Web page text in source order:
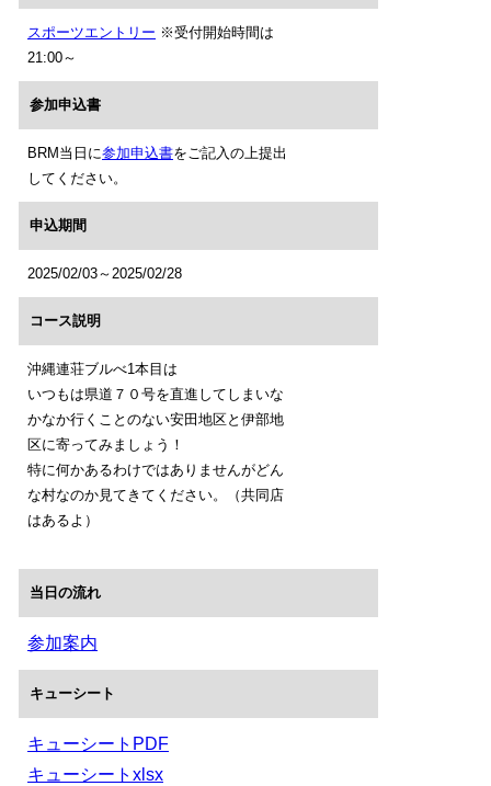
スポーツエントリー ※受付開始時間は
21:00～
参加申込書
BRM当日に参加申込書をご記入の上提出
してください。
申込期間
2025/02/03～2025/02/28
コース説明
沖縄連荘ブルべ1本目は
いつもは県道７０号を直進してしまいな
かなか行くことのない安田地区と伊部地
区に寄ってみましょう！
特に何かあるわけではありませんがどん
な村なのか見てきてください。（共同店
はあるよ）
当日の流れ
参加案内
キューシート
キューシートPDF
キューシートxlsx